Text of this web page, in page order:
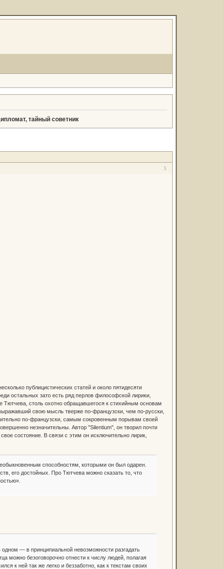
тайный советник
1
публицистических статей и около пятидесяти
остальных зато есть ряд перлов философской лирики,
столь охотно обращавшегося к стихийным основам
свою мысль тверже по-французски, чем по-русски,
по-французски, самым сокровенным порывам своей
незначительны. Автор "Silentium", он творил почти
состояние. В связи с этим он исключительно лирик,
способностям, которыми он был одарен.
его достойных. Про Тютчева можно сказать то, что
— в принципиальной невозможности разгадать
можно безоговорочно отнести к числу людей, полагая
к ней так же легко и беззаботно, как к текстам своих